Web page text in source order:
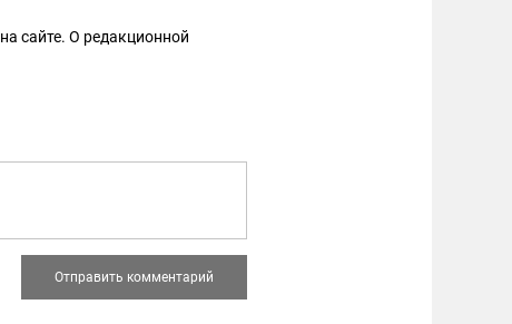
на сайте. О редакционной